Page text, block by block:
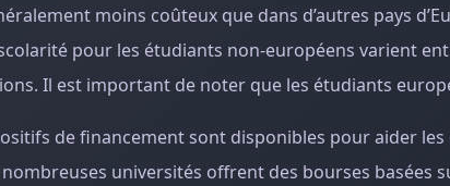
moins coûteux que dans d’autres pays
pour les étudiants non-européens varient
Il est important de noter que les étudiants
de financement sont disponibles pour aider les
universités offrent des bourses basées